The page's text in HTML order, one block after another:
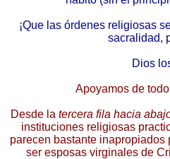
¡Que las órdenes religiosas
sacralidad,
Dios
Apoyamos de
Desde la tercera fila hacia
instituciones religiosas
parecen bastante
ser esposas virginales de